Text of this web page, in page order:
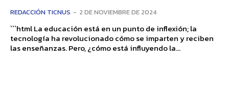
REDACCIÓN TICNUS - 2 DE NOVIEMBRE DE 2024
```html La educación está en un punto de inflexión; la
tecnología ha revolucionado cómo se imparten y reciben
las enseñanzas. Pero, ¿cómo está influyendo la...